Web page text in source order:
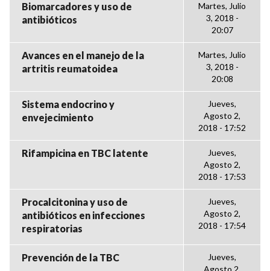
Biomarcadores y uso de
antibióticos
Martes, Julio
3, 2018 -
20:07
Avances en el manejo de la
artritis reumatoidea
Martes, Julio
3, 2018 -
20:08
Sistema endocrino y
envejecimiento
Jueves,
Agosto 2,
2018 - 17:52
Rifampicina en TBC latente
Jueves,
Agosto 2,
2018 - 17:53
Procalcitonina y uso de
antibióticos en infecciones
respiratorias
Jueves,
Agosto 2,
2018 - 17:54
Prevención de la TBC
Jueves,
Agosto 2,